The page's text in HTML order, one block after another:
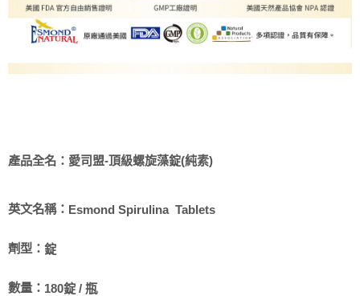
產品全名： 愛司盟-頂級螺旋藻錠(純素)
英文名稱： Esmond Spirulina Tablets
劑型： 錠
數量： 180錠 / 瓶